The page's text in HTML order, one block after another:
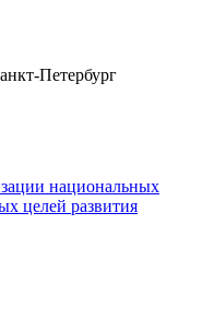
Петербург
национальных
целей развития